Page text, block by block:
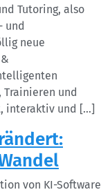
Tutoring, also
und
neue
Trainieren und
interaktiv und […]
von KI-Software